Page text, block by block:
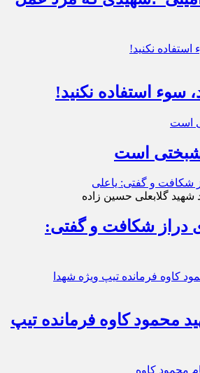
سوء استفاده نکنید!
است
شهید گلابعلی حسین زاده
دراز شکافت و گفتی:
محمود کاوه فرمانده تیپ